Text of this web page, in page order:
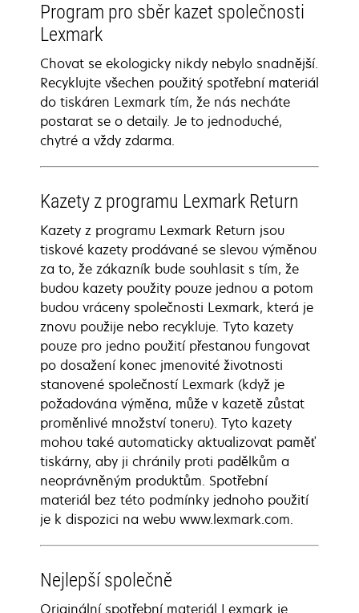
Program pro sběr kazet společnosti
Lexmark
Chovat se ekologicky nikdy nebylo snadnější.
Recyklujte všechen použitý spotřební materiál
do tiskáren Lexmark tím, že nás necháte
postarat se o detaily. Je to jednoduché,
chytré a vždy zdarma.
Kazety z programu Lexmark Return
Kazety z programu Lexmark Return jsou
tiskové kazety prodávané se slevou výměnou
za to, že zákazník bude souhlasit s tím, že
budou kazety použity pouze jednou a potom
budou vráceny společnosti Lexmark, která je
znovu použije nebo recykluje. Tyto kazety
pouze pro jedno použití přestanou fungovat
po dosažení konec jmenovité životnosti
stanovené společností Lexmark (když je
požadována výměna, může v kazetě zůstat
proměnlivé množství toneru). Tyto kazety
mohou také automaticky aktualizovat paměť
tiskárny, aby ji chránily proti padělkům a
neoprávněným produktům. Spotřební
materiál bez této podmínky jednoho použití
je k dispozici na webu www.lexmark.com.
Nejlepší společně
Originální spotřební materiál Lexmark je